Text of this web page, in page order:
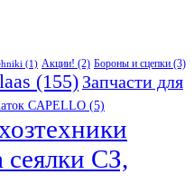
(1) Акции! (2) Бороны и сцепки (3)
(155) Запчасти для
CAPELLO (5)
сеялки СЗ,